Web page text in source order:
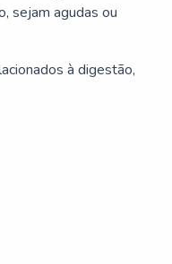
sejam agudas ou
à digestão,